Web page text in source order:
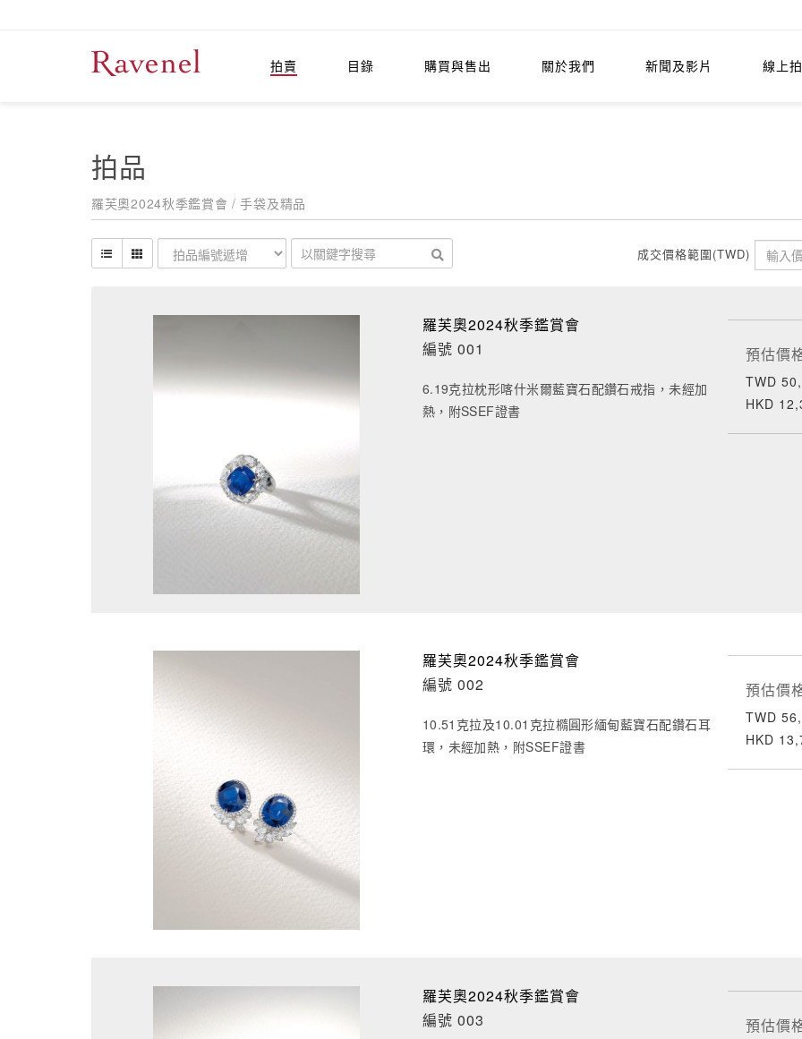
拍賣 目錄 購買與售出 關於我們 新聞及影片 線上
拍品
羅芙奧2024秋季鑑賞會 / 手袋及精品
成交價格範圍(TWD)
羅芙奧2024秋季鑑賞會
編號 001
6.19克拉枕形喀什米爾藍寶石配鑽石戒指，未經加
熱，附SSEF證書
預估價
TWD
HKD
羅芙奧2024秋季鑑賞會
編號 002
10.51克拉及10.01克拉橢圓形緬甸藍寶石配鑽石耳
環，未經加熱，附SSEF證書
預估價
TWD
HKD
羅芙奧2024秋季鑑賞會
編號 003
預估價